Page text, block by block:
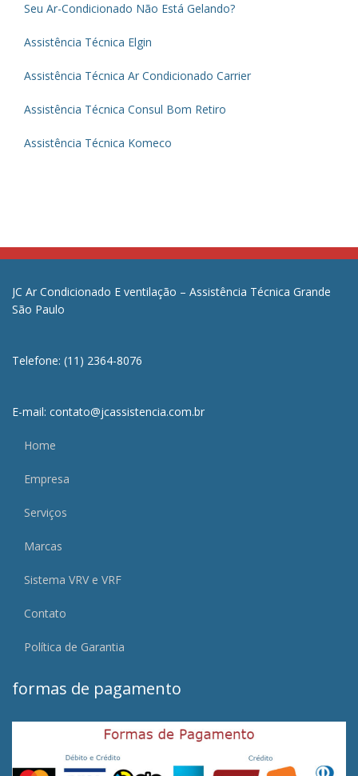
Seu Ar-Condicionado Não Está Gelando?
Assistência Técnica Elgin
Assistência Técnica Ar Condicionado Carrier
Assistência Técnica Consul Bom Retiro
Assistência Técnica Komeco
JC Ar Condicionado E ventilação – Assistência Técnica Grande
São Paulo
Telefone: (11) 2364-8076
E-mail: contato@jcassistencia.com.br
Home
Empresa
Serviços
Marcas
Sistema VRV e VRF
Contato
Política de Garantia
formas de pagamento